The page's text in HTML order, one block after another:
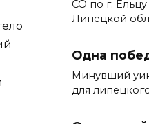
СО по г.
Липецкой
Одна
Минувший
для